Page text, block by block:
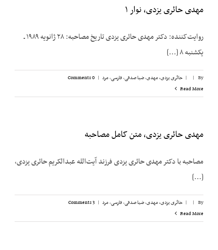
مهدی حائری یزدی، نوار ۱
روایت‌کننده: دکتر مهدی حائری یزدی تاریخ مصاحبه: ۲۸ ژانویه ۱۹۸۹ ـ
یکشنبه ۸ [...]
By
|
| حائری یزدی، مهدی,ضیا صدقی,فارسی,مرد |
0 Comments
Read More
مهدی حائری یزدی، متن کامل مصاحبه
مصاحبه با دکتر مهدی حائری یزدی فرزند آیت‌الله عبدالکریم حائری یزدی،
[...]
By
|
| حائری یزدی، مهدی,ضیا صدقی,فارسی,مرد |
3 Comments
Read More